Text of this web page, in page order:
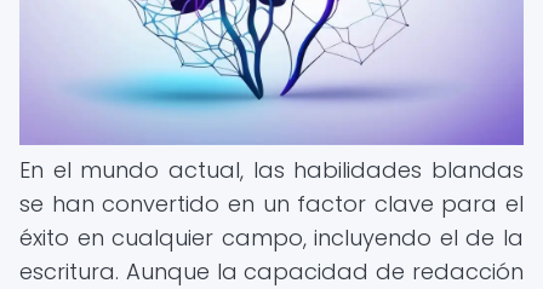
En el mundo actual, las habilidades blandas
se han convertido en un factor clave para el
éxito en cualquier campo, incluyendo el de la
escritura. Aunque la capacidad de redacción